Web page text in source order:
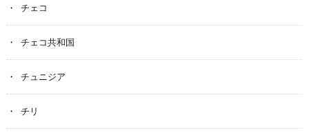
チェコ
チェコ共和国
チュニジア
チリ